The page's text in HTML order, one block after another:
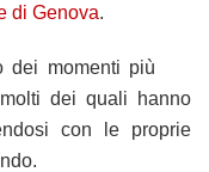
di Genova.
dei momenti più
dei quali hanno
con le proprie